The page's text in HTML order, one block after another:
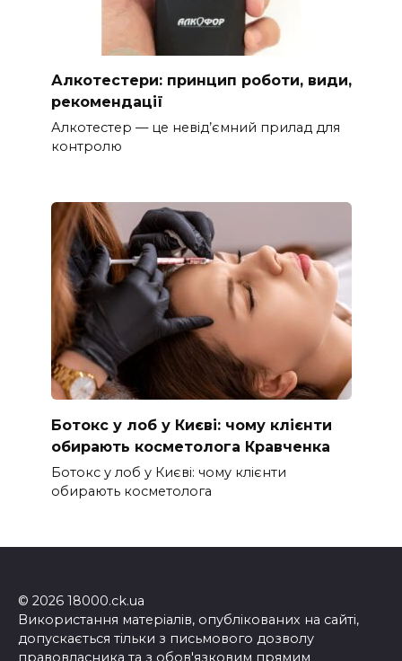
Алкотестери: принцип роботи, види,
рекомендації
Алкотестер — це невід’ємний прилад для
контролю
Ботокс у лоб у Києві: чому клієнти
обирають косметолога Кравченка
Ботокс у лоб у Києві: чому клієнти
обирають косметолога
© 2026 18000.ck.ua
Використання матеріалів, опублікованих на сайті,
допускається тільки з письмового дозволу
правовласника та з обов'язковим прямим